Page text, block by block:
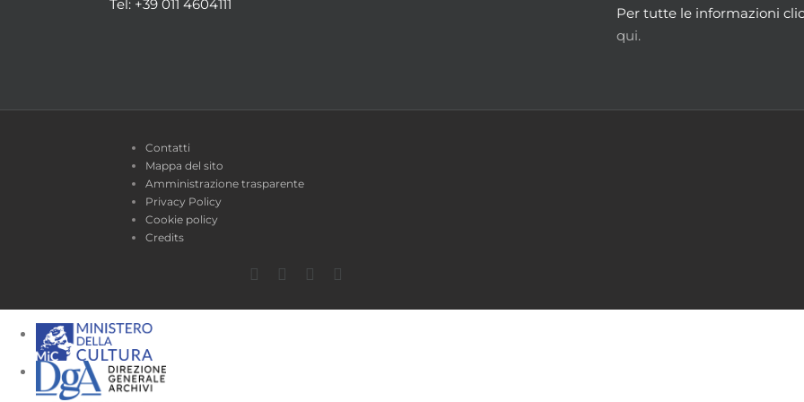
Tel: +39 011 4604111
Per tutte le informazioni
qui.
Contatti
Mappa del sito
Amministrazione trasparente
Privacy Policy
Cookie policy
Credits
Facebook
TwitterYouTube